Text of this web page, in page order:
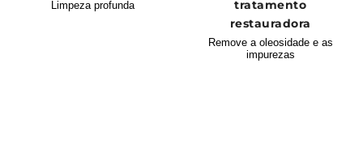
Limpeza profunda
tratamento
restauradora
Remove a oleosidade e as
impurezas